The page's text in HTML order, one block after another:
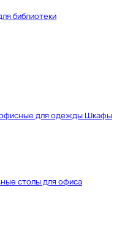
библиотеки
для одеждыШкафы
столы для офиса